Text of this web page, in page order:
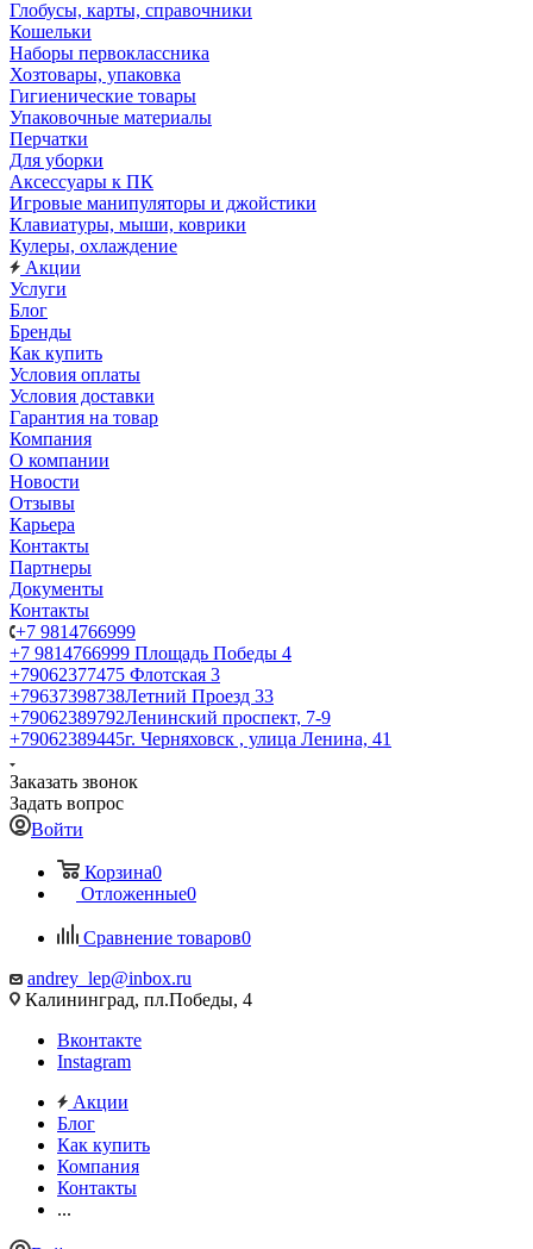
Глобусы, карты, справочники
Кошельки
Наборы первоклассника
Хозтовары, упаковка
Гигиенические товары
Упаковочные материалы
Перчатки
Для уборки
Аксессуары к ПК
Игровые манипуляторы и джойстики
Клавиатуры, мыши, коврики
Кулеры, охлаждение
Акции
Услуги
Блог
Бренды
Как купить
Условия оплаты
Условия доставки
Гарантия на товар
Компания
О компании
Новости
Отзывы
Карьера
Контакты
Партнеры
Документы
Контакты
+7 9814766999
+7 9814766999 Площадь Победы 4
+79062377475 Флотская 3
+79637398738Летний Проезд 33
+79062389792Ленинский проспект, 7-9
+79062389445г. Черняховск , улица Ленина, 41
Заказать звонок
Задать вопрос
Войти
Корзина0
Отложенные0
Сравнение товаров0
andrey_lep@inbox.ru
Калининград, пл.Победы, 4
Вконтакте
Instagram
Акции
Блог
Как купить
Компания
Контакты
...